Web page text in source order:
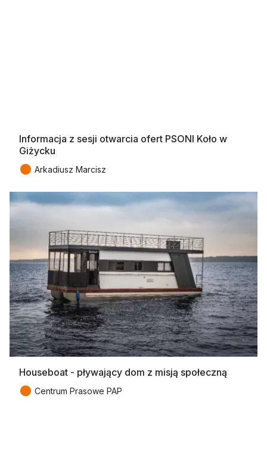
Informacja z sesji otwarcia ofert PSONI Koło w
Giżycku
● Arkadiusz Marcisz
Houseboat - pływający dom z misją społeczną
● Centrum Prasowe PAP